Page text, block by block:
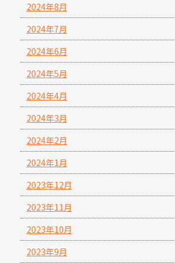
2024年8月
2024年7月
2024年6月
2024年5月
2024年4月
2024年3月
2024年2月
2024年1月
2023年12月
2023年11月
2023年10月
2023年9月